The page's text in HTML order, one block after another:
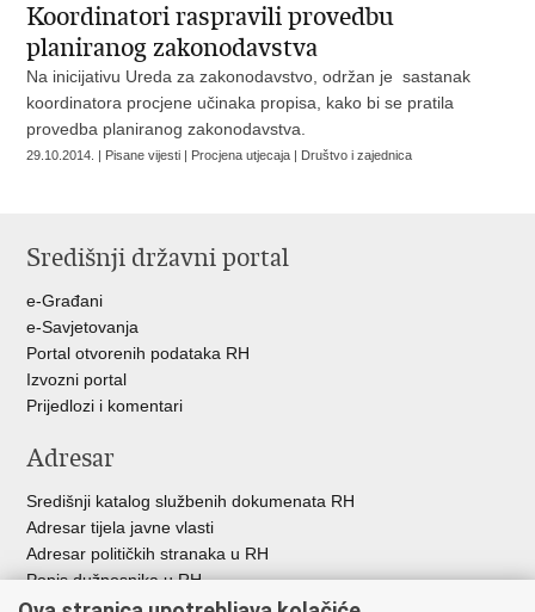
Koordinatori raspravili provedbu
planiranog zakonodavstva
Na inicijativu Ureda za zakonodavstvo, održan je sastanak
koordinatora procjene učinaka propisa, kako bi se pratila
provedba planiranog zakonodavstva.
29.10.2014. | Pisane vijesti | Procjena utjecaja | Društvo i zajednica
Središnji državni portal
e-Građani
e-Savjetovanja
Portal otvorenih podataka RH
Izvozni portal
Prijedlozi i komentari
Adresar
Središnji katalog službenih dokumenata RH
Adresar tijela javne vlasti
Adresar političkih stranaka u RH
Popis dužnosnika u RH
Besplatni telefoni javne uprave